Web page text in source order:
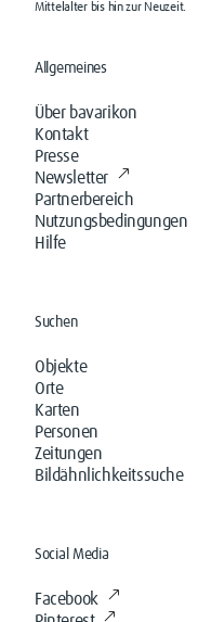
Mittelalter bis hin zur Neuzeit.
Allgemeines
Über bavarikon
Kontakt
Presse
Newsletter
Partnerbereich
Nutzungsbedingungen
Hilfe
Suchen
Objekte
Orte
Karten
Personen
Zeitungen
Bildähnlichkeitssuche
Social Media
Facebook